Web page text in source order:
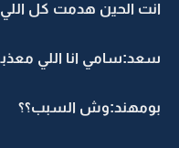
انت الحين هدمت كل اللي
سعد:سامي انا اللي
بومهند:وش السبب؟؟